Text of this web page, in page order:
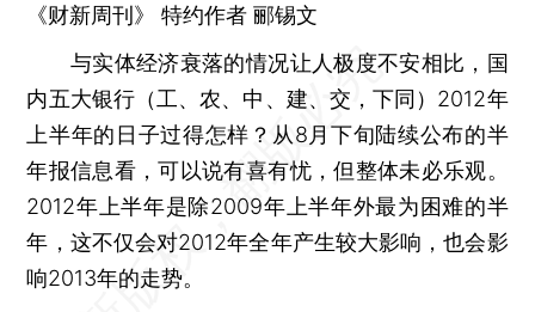
《财新周刊》 特约作者 郦锡文
与实体经济衰落的情况让人极度不安相比，国
内五大银行（工、农、中、建、交，下同）2012年
上半年的日子过得怎样？从8月下旬陆续公布的半
年报信息看，可以说有喜有忧，但整体未必乐观。
2012年上半年是除2009年上半年外最为困难的半
年，这不仅会对2012年全年产生较大影响，也会影
响2013年的走势。